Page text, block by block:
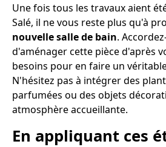
Une fois tous les travaux aient
Salé, il ne vous reste plus qu'à
nouvelle salle de bain.
d'aménager cette pièce d'après
besoins pour en faire un
N'hésitez pas à intégrer des
parfumées ou des objets
atmosphère accueillante.
En appliquant ces